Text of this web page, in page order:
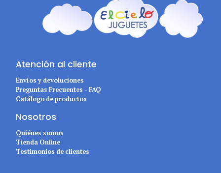
Atención al cliente
Envíos y devoluciones
Preguntas Frecuentes - FAQ
Catálogo de productos
Nosotros
Quiénes somos
Tienda Online
Testimonios de clientes